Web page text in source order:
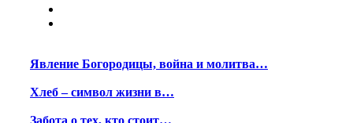
Явление Богородицы, война и молитва…
Хлеб – символ жизни в…